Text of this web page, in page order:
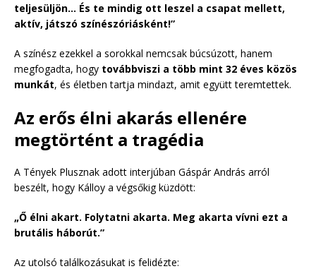
teljesüljön… És te mindig ott leszel a csapat mellett,
aktív, játszó színészóriásként!”
A színész ezekkel a sorokkal nemcsak búcsúzott, hanem
megfogadta, hogy továbbviszi a több mint 32 éves közös
munkát, és életben tartja mindazt, amit együtt teremtettek.
Az erős élni akarás ellenére
megtörtént a tragédia
A Tények Plusznak adott interjúban Gáspár András arról
beszélt, hogy Kálloy a végsőkig küzdött:
„Ő élni akart. Folytatni akarta. Meg akarta vívni ezt a
brutális háborút.”
Az utolsó találkozásukat is felidézte: